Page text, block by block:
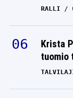
RALLI
Krista
tuomio